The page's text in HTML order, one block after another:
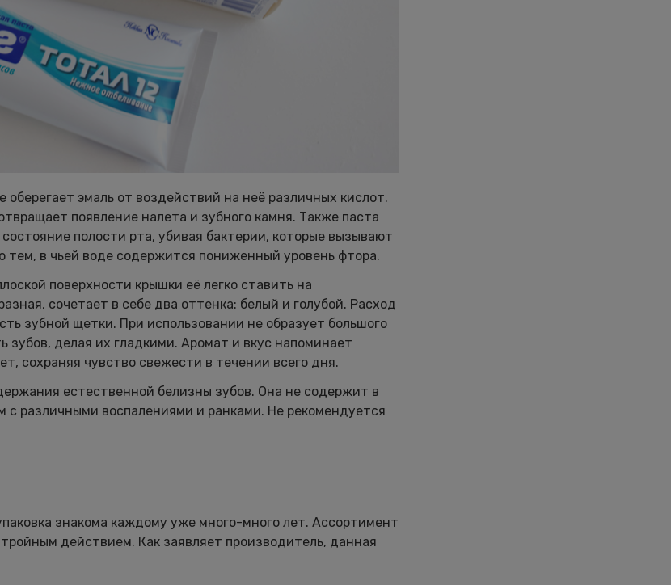
эмаль от воздействий на неё различных кислот.
появление налета и зубного камня. Также паста
полости рта, убивая бактерии, которые вызывают
тем, в чьей воде содержится пониженный уровень фтора.
поверхности крышки её легко ставить на
сочетает в себе два оттенка: белый и голубой. Расход
зубной щетки. При использовании не образует большого
зубов, делая их гладкими. Аромат и вкус напоминает
сохраняя чувство свежести в течении всего дня.
естественной белизны зубов. Она не содержит в
различными воспалениями и ранками. Не рекомендуется
знакома каждому уже много-много лет. Ассортимент
действием. Как заявляет производитель, данная